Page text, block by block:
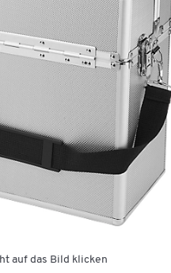
auf das Bild klicken